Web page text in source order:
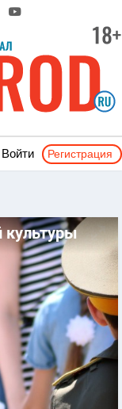
Войти Регистрация
культуры